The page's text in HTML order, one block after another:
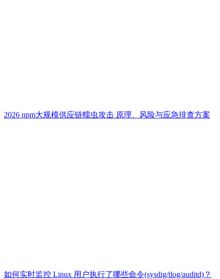
2026 npm大规模供应链蠕虫攻击 原理、风险与应急排查方案
如何实时监控 Linux 用户执行了哪些命令(sysdig/tlog/auditd)？